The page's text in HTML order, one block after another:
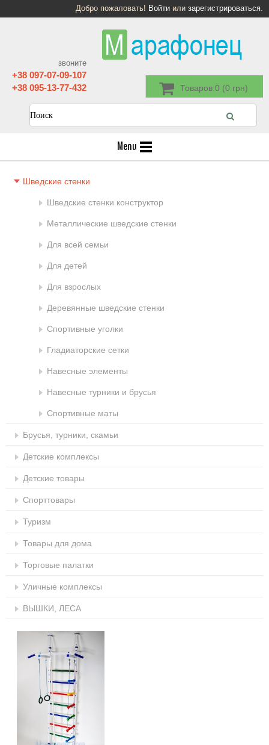
Добро пожаловать! Войти или зарегистрироваться.
Товаров:0 (0 грн)
звоните
+38 097-07-09-107
+38 095-13-77-432
Menu
Шведские стенки
Шведские стенки конструктор
Металлические шведские стенки
Для всей семьи
Для детей
Для взрослых
Деревянные шведские стенки
Спортивные уголки
Гладиаторские сетки
Навесные элементы
Навесные турники и брусья
Спортивные маты
Брусья, турники, скамьи
Детские комплексы
Детские товары
Спорттовары
Туризм
Товары для дома
Торговые палатки
Уличные комплексы
ВЫШКИ, ЛЕСА